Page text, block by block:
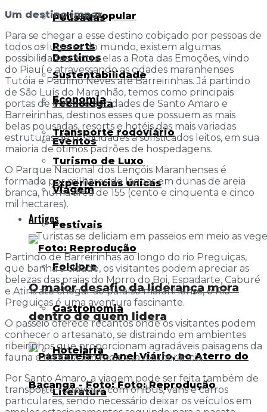
Pousadas
Resorts
Sustentabilidade
Tecnologia
Transporte rodoviário
Turismo de Luxo
Viagem
Artigos
O maior desafio da liderança mora
dentro de quem lidera
Cultura Popular
Destinos
Economia
Eventos
Experiências únicas
Festivais
Folclore
Gastronomia
Hotelaria
Literatura
Um destino impar
Para se chegar a esse destino cobiçado por pessoas de
todos os lugares do mundo, existem algumas
possibilidades, entre elas a Rota das Emoções, vindo
do Piauí e atravessando as cidades maranhenses
Tutóia e Paulino Neves até Barreirinhas. Já partindo
de São Luís do Maranhão, temos como principais
portas de entrada as cidades de Santo Amaro e
Barreirinhas, destinos esses que possuem as mais
belas pousadas, resorts e hotéis das mais variadas
estruturas de rusticidades a sofisticados leitos, em sua
maioria de ótimos padrões de hospedagens.
O Parque Nacional dos Lençóis Maranhenses é
formado por milhares de lagoas em dunas de areia
branca, numa área de 155 (cento e cinquenta e cinco
mil hectares).
– Turistas se deliciam em passeios em meio as
Partindo de Barreirinhas ao longo do rio Preguiças,
que banha a cidade, os visitantes podem apreciar as
belezas das praias do Morro do Boi, Espadarte, Caburé
e Atins até chegar ao paraíso maranhense, o Rio
Preguiças é uma aventura fascinante.
O passeio oferece recantos onde os visitantes podem
conhecer o artesanato, se distraindo em ambientes
ribeirinhos que proporcionam agradáveis paisagens da
fauna e da flora em toda sua exuberância.
Por Santo Amaro, a viagem pode ser feita também de
transporte rodoviário com ônibus, vans e carros
particulares, sendo necessário deixar os veículos em